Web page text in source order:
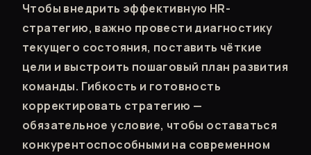
Чтобы внедрить эффективную HR-
стратегию, важно провести диагностику
текущего состояния, поставить чёткие
цели и выстроить пошаговый план развития
команды. Гибкость и готовность
корректировать стратегию —
обязательное условие, чтобы оставаться
конкурентоспособными на современном